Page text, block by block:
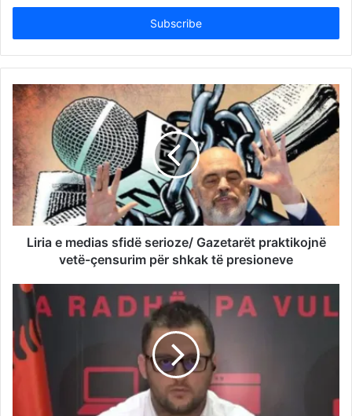
Email
Liria e medias sfidë serioze/ Gazetarët praktikojnë
vetë-çensurim për shkak të presioneve